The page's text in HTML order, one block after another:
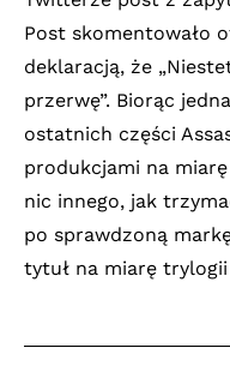
Post skomentowało
deklaracją, że
przerwę”. Biorąc
ostatnich części
produkcjami na
nic innego, jak
po sprawdzoną
tytuł na miarę trylogii